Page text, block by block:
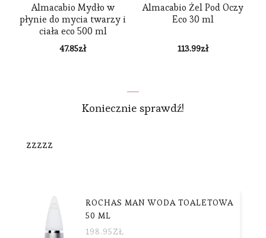
Almacabio Mydło w
płynie do mycia twarzy i
ciała eco 500 ml
47.85zł
Almacabio Żel Pod Oczy
Eco 30 ml
113.99zł
Koniecznie sprawdź!
zzzzz
ROCHAS MAN WODA TOALETOWA
50 ML
198.95ZŁ